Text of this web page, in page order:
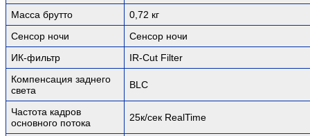
Масса брутто
0,72 кг
Сенсор ночи
Сенсор ночи
ИК-фильтр
IR-Cut Filter
Компенсация заднего
света
BLC
Частота кадров
основного потока
25к/сек RealTime